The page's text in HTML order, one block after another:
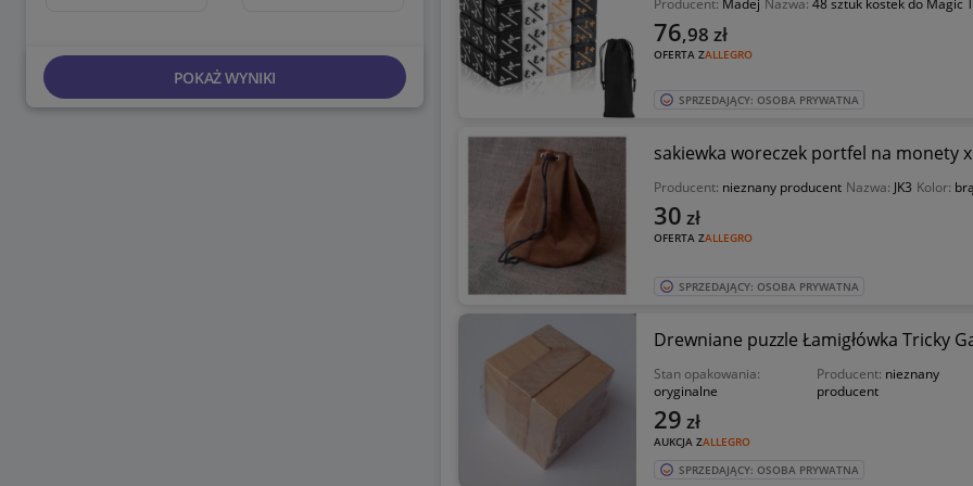
POKAŻ WYNIKI
OFERTA ZALLEGRO
76,98 zł
SPRZEDAJĄCY: OSOBA PRYWATNA
sakiewka woreczek portfel na monety x
Producent: nieznany producent Nazwa: JK3 Kolor:
OFERTA ZALLEGRO
30 zł
SPRZEDAJĄCY: OSOBA PRYWATNA
Drewniane puzzle Łamigłówka Tricky
Stan opakowania:
oryginalne
Producent: nieznany
producent
AUKCJA ZALLEGRO
29 zł
SPRZEDAJĄCY: OSOBA PRYWATNA